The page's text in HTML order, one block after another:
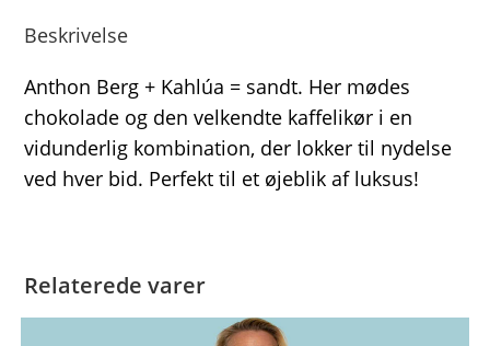
Beskrivelse
Anthon Berg + Kahlúa = sandt. Her mødes
chokolade og den velkendte kaffelikør i en
vidunderlig kombination, der lokker til nydelse
ved hver bid. Perfekt til et øjeblik af luksus!
Relaterede varer